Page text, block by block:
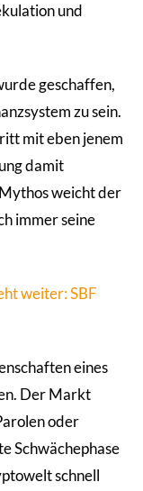
und
geschaffen,
zu sein.
mit eben jenem
damit
weicht der
immer seine
weiter: SBF
eines
Der Markt
oder
Schwächephase
schnell